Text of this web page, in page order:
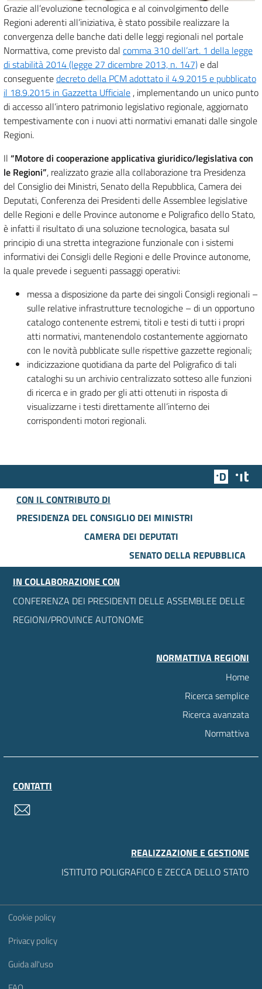
Grazie all’evoluzione tecnologica e al coinvolgimento delle
Regioni aderenti all’iniziativa, è stato possibile realizzare la
convergenza delle banche dati delle leggi regionali nel portale
Normattiva, come previsto dal comma 310 dell’art. 1 della legge
di stabilità 2014 (legge 27 dicembre 2013, n. 147)e dal
conseguentedecreto della PCM adottato il 4.9.2015 e pubblicato
il 18.9.2015 in Gazzetta Ufficiale , implementando un unico punto
di accesso all’intero patrimonio legislativo regionale, aggiornato
tempestivamente con i nuovi atti normativi emanati dalle singole
Regioni.
Il “Motore di cooperazione applicativa giuridico/legislativa con
le Regioni”, realizzato grazie alla collaborazione tra Presidenza
del Consiglio dei Ministri, Senato della Repubblica, Camera dei
Deputati, Conferenza dei Presidenti delle Assemblee legislative
delle Regioni e delle Province autonome e Poligrafico dello Stato,
è infatti il risultato di una soluzione tecnologica, basata sul
principio di una stretta integrazione funzionale con i sistemi
informativi dei Consigli delle Regioni e delle Province autonome,
la quale prevede i seguenti passaggi operativi:
messa a disposizione da parte dei singoli Consigli regionali –
sulle relative infrastrutture tecnologiche – di un opportuno
catalogo contenente estremi, titoli e testi di tutti i propri
atti normativi, mantenendolo costantemente aggiornato
con le novità pubblicate sulle rispettive gazzette regionali;
indicizzazione quotidiana da parte del Poligrafico di tali
cataloghi su un archivio centralizzato sotteso alle funzioni
di ricerca e in grado per gli atti ottenuti in risposta di
visualizzarne i testi direttamente all’interno dei
corrispondenti motori regionali.
Team
CON IL CONTRIBUTO DI
PRESIDENZA DEL CONSIGLIO DEI MINISTRI
CAMERA DEI DEPUTATI
SENATO DELLA REPUBBLICA
IN COLLABORAZIONE CON
CONFERENZA DEI PRESIDENTI DELLE ASSEMBLEE DELLE
REGIONI/PROVINCE AUTONOME
NORMATTIVA REGIONI
Home
Ricerca semplice
Ricerca avanzata
Normattiva
CONTATTI
REALIZZAZIONE E GESTIONE
ISTITUTO POLIGRAFICO E ZECCA DELLO STATO
Sezione Link Utili
Cookie policy
Privacy policy
Guida all'uso